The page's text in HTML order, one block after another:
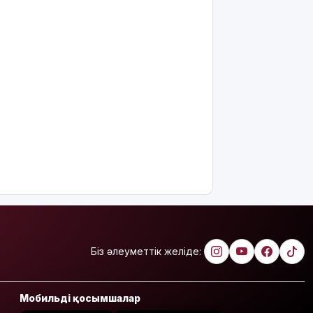
"Қорғансыз
күндерім
көп
Біз әлеуметтік желіде:
Мобильді қосымшалар